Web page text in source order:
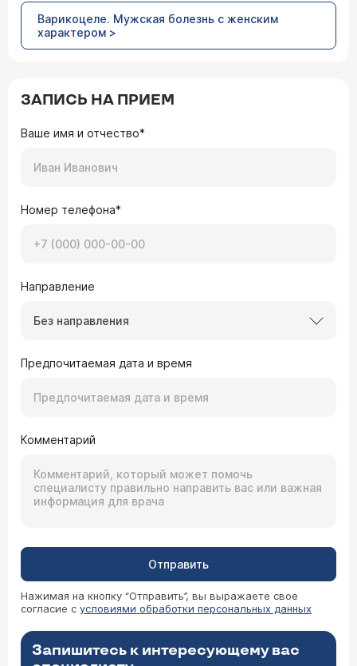
Варикоцеле. Мужская болезнь с женским
характером >
ЗАПИСЬ НА ПРИЕМ
Ваше имя и отчество*
Номер телефона*
Направление
Без направления
Предпочитаемая дата и время
Комментарий
Отправить
Нажимая на кнопку “Отправить”, вы выражаете свое
согласие с условиями обработки персональных данных
Запишитесь к интересующему вас